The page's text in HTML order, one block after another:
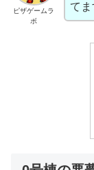
ピザゲームラ
ボ
て